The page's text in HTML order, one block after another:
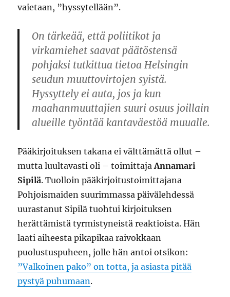
vaietaan, ”hyssytellään”.
On tärkeää, että poliitikot ja
virkamiehet saavat päätöstensä
pohjaksi tutkittua tietoa Helsingin
seudun muuttovirtojen syistä.
Hyssyttely ei auta, jos ja kun
maahanmuuttajien suuri osuus joillain
alueille työntää kantaväestöä muualle.
Pääkirjoituksen takana ei välttämättä ollut –
mutta luultavasti oli – toimittajaAnnamari
Sipilä. Tuolloin pääkirjoitustoimittajana
Pohjoismaiden suurimmassa päivälehdessä
uurastanut Sipilä tuohtui kirjoituksen
herättämistä tyrmistyneistä reaktioista. Hän
laati aiheesta pikapikaa raivokkaan
puolustuspuheen, jolle hän antoi otsikon:
”Valkoinen pako” on totta, ja asiasta pitää
pystyä puhumaan.